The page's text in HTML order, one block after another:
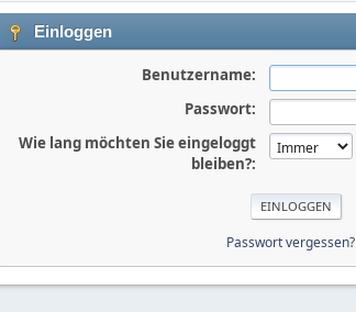
Einloggen
Benutzername:
Passwort:
Wie lang möchten Sie eingeloggt
bleiben?:
Passwort vergessen?